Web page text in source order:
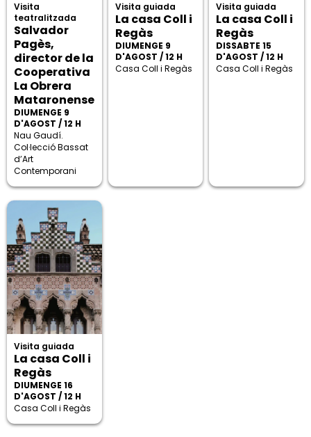
Visita
teatralitzada
Salvador
Pagès,
director de la
Cooperativa
La Obrera
Mataronense
DIUMENGE 9
D'AGOST / 12 H
Nau Gaudí.
Col·lecció Bassat
d’Art
Contemporani
Visita guiada
La casa Coll i
Regàs
DIUMENGE 9
D'AGOST / 12 H
Casa Coll i Regàs
Visita guiada
La casa Coll i
Regàs
DISSABTE 15
D'AGOST / 12 H
Casa Coll i Regàs
Visita guiada
La casa Coll i
Regàs
DIUMENGE 16
D'AGOST / 12 H
Casa Coll i Regàs